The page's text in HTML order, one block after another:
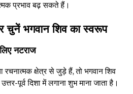
प्रभाव बढ़ सकते हैं।
चुनें भगवान शिव का स्वरूप
नटराज
रचनात्मक क्षेत्र से जुड़े हैं, तो भगवान शिव
पूर्व दिशा में लगाना शुभ माना जाता है।